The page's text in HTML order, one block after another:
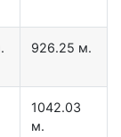
926.25 м.
1042.03
м.